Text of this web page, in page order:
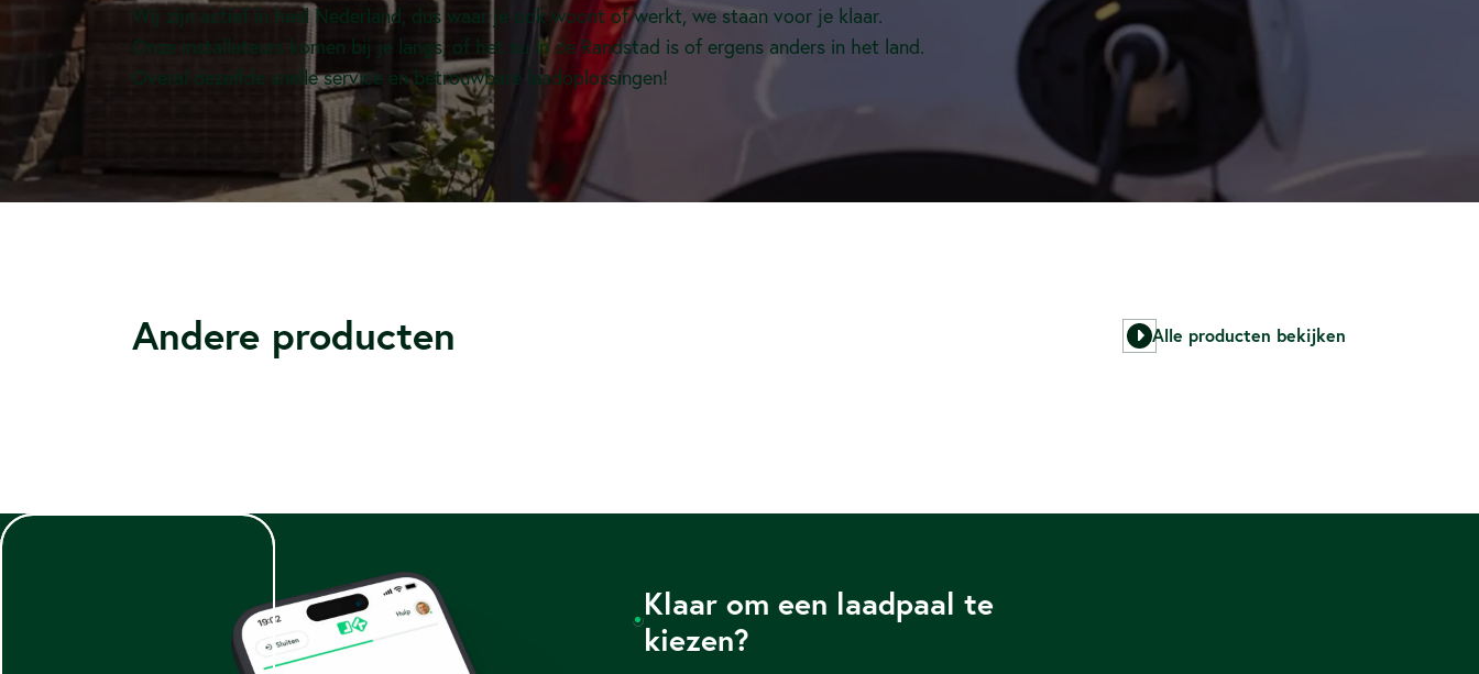
Wij zijn actief in heel Nederland, dus waar je ook woont of werkt, we staan voor je klaar.
Onze installateurs komen bij je langs, of het nu in de Randstad is of ergens anders in het land.
Overal dezelfde snelle service en betrouwbare laadoplossingen!
Andere producten Alle producten bekijken
Klaar om een laadpaal te
kiezen?